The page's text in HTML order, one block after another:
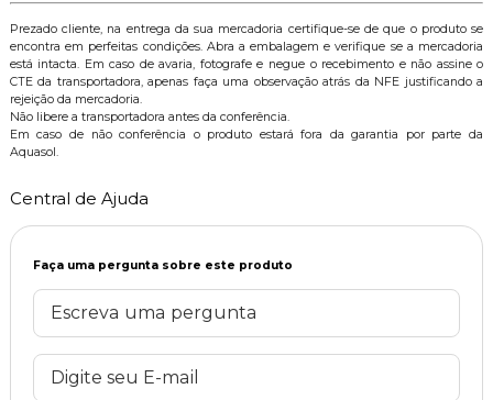
Prezado cliente, na entrega da sua mercadoria certifique-se de que o produto se
encontra em perfeitas condições. Abra a embalagem e verifique se a mercadoria
está intacta. Em caso de avaria, fotografe e negue o recebimento e não assine o
CTE da transportadora, apenas faça uma observação atrás da NFE justificando a
rejeição da mercadoria.
Não libere a transportadora antes da conferência.
Em caso de não conferência o produto estará fora da garantia por parte da
Aquasol.
Central de Ajuda
Faça uma pergunta sobre este produto